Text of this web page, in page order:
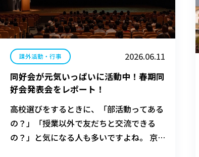
課外活動・行事
2026.06.11
同好会が元気いっぱいに活動中！春期同
好会発表会をレポート！
高校選びをするときに、「部活動ってある
の？」「授業以外で友だちと交流できる
の？」と気になる人も多いですよね。 京